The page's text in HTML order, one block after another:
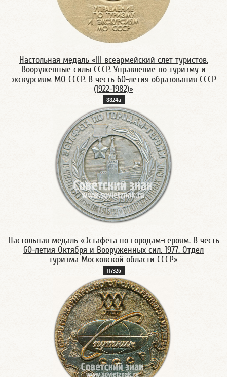
Настольная медаль «III всеармейский слет туристов.
Вооруженные силы СССР. Управление по туризму и
экскурсиям МО СССР. В честь 60-летия образования СССР
(1922-1982)»
8824а
Настольная медаль «Эстафета по городам-героям. В честь
60-летия Октября и Вооруженных сил. 1977. Отдел
туризма Московской области СССР»
11732б